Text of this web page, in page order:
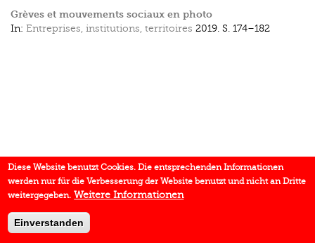
Grèves et mouvements sociaux en photo
In: Entreprises, institutions, territoires 2019. S. 174–182
Diese Website benutzt Cookies. Die entsprechenden Informationen
werden nur für die Verbesserung der Website benutzt und nicht an Dritte
weitergegeben. Weitere Informationen
Einverstanden